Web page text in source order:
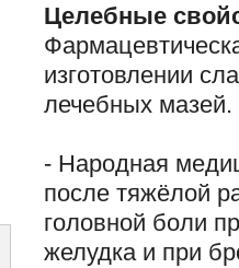
Целебные
изготовлении
лечебных мазей.
- Народная
после тяжёлой
головной боли
желудка и при